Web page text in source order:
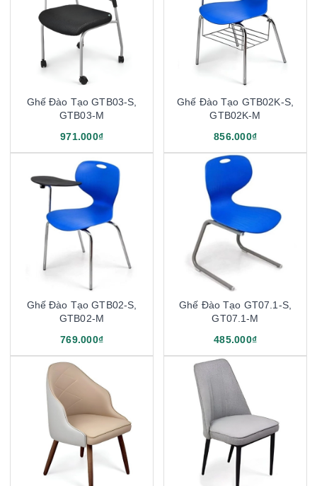
Ghế Đào Tạo GTB03-S,
GTB03-M
971.000₫
Ghế Đào Tạo GTB02K-S,
GTB02K-M
856.000₫
Ghế Đào Tạo GTB02-S,
GTB02-M
769.000₫
Ghế Đào Tạo GT07.1-S,
GT07.1-M
485.000₫